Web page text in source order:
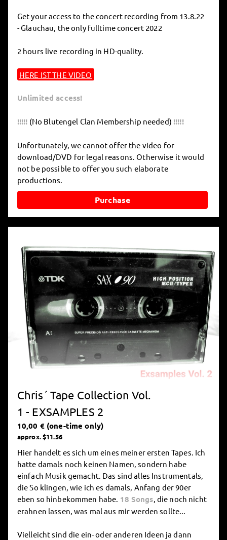
Get your access to the concert recording from 13.8.22
- Glauchau, the only fulltime concert 2022
2 hours live recording in HD-quality.
HERE IST THE VIDEO
Unlimited access!
!!!!! (No Blutengel Clan Membership needed) !!!!!
Unfortunately, we cannot offer the video for
download/DVD for legal reasons. Otherwise it would
not be possible to offer you such elaborate
productions.
Purchase
Chris´ Tape Collection Vol.
1 - EXSAMPLES 2
10,00 € (one-time only)
approx. $11.56
Hier handelt es sich um eines meiner ersten Tapes. Ich
hatte damals noch keinen Namen, sondern habe
einfach Musik gemacht. Das sind alles Instrumentals,
die So klingen, wie ich es damals, Anfang der 90er
eben so hinbekommen habe. 18 Songs, die noch nicht
erahnen lassen, was mal aus mir werden sollte...
Vielleicht sind die ein- oder anderen Ideen ja dann